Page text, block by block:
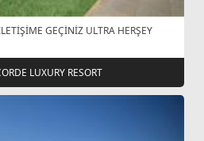
GEÇİNİZ ULTRA HERŞEY
LUXURY RESORT